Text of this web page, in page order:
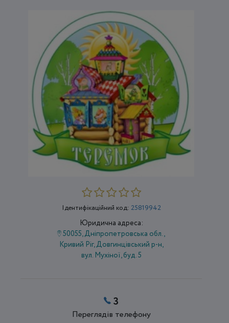
Ідентифікаційний код: 25819942
Юридична адреса:
50055, Дніпропетровська обл.,
Кривий Ріг, Довгинцівський р-н,
вул. Мухіної, буд. 5
3
Переглядів телефону